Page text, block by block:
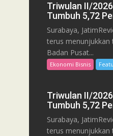
Triwulan II/
Tumbuh 5,72
Surabaya,
terus menunjukkan
Badan Pusat...
Ekonomi Bisnis
Triwulan II/
Tumbuh 5,72
Surabaya,
terus menunjukkan